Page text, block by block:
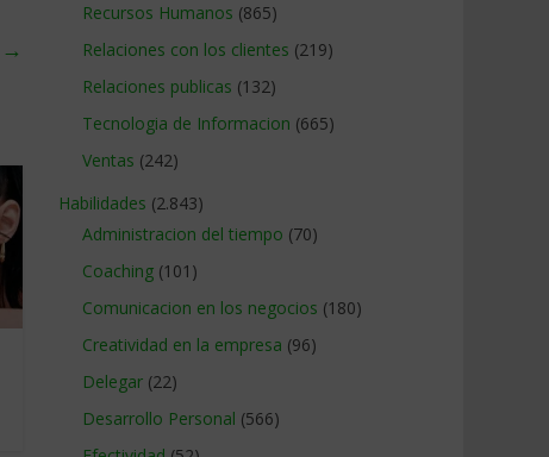
→
Recursos Humanos (865)
Relaciones con los clientes (219)
Relaciones publicas (132)
Tecnologia de Informacion (665)
Ventas (242)
Habilidades (2.843)
Administracion del tiempo (70)
Coaching (101)
Comunicacion en los negocios (180)
Creatividad en la empresa (96)
Delegar (22)
Desarrollo Personal (566)